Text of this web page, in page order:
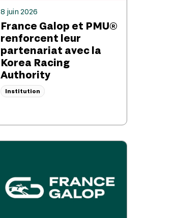
8 juin 2026
France Galop et PMU®
renforcent leur
partenariat avec la
Korea Racing
Authority
Institution